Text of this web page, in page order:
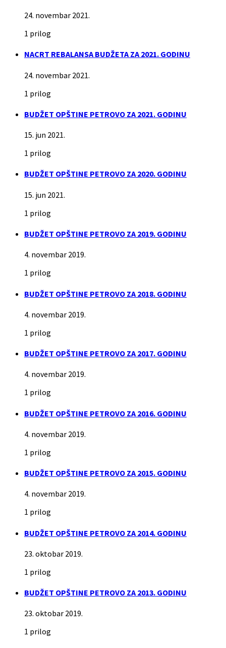
24. novembar 2021.
1 prilog
NACRT REBALANSA BUDŽETA ZA 2021. GODINU
24. novembar 2021.
1 prilog
BUDŽET OPŠTINE PETROVO ZA 2021. GODINU
15. jun 2021.
1 prilog
BUDŽET OPŠTINE PETROVO ZA 2020. GODINU
15. jun 2021.
1 prilog
BUDŽET OPŠTINE PETROVO ZA 2019. GODINU
4. novembar 2019.
1 prilog
BUDŽET OPŠTINE PETROVO ZA 2018. GODINU
4. novembar 2019.
1 prilog
BUDŽET OPŠTINE PETROVO ZA 2017. GODINU
4. novembar 2019.
1 prilog
BUDŽET OPŠTINE PETROVO ZA 2016. GODINU
4. novembar 2019.
1 prilog
BUDŽET OPŠTINE PETROVO ZA 2015. GODINU
4. novembar 2019.
1 prilog
BUDŽET OPŠTINE PETROVO ZA 2014. GODINU
23. oktobar 2019.
1 prilog
BUDŽET OPŠTINE PETROVO ZA 2013. GODINU
23. oktobar 2019.
1 prilog